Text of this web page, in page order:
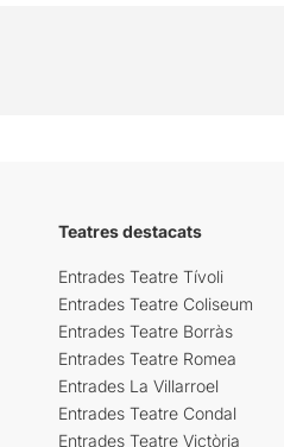
Teatres destacats
Entrades Teatre Tívoli
Entrades Teatre Coliseum
Entrades Teatre Borràs
Entrades Teatre Romea
Entrades La Villarroel
Entrades Teatre Condal
Entrades Teatre Victòria